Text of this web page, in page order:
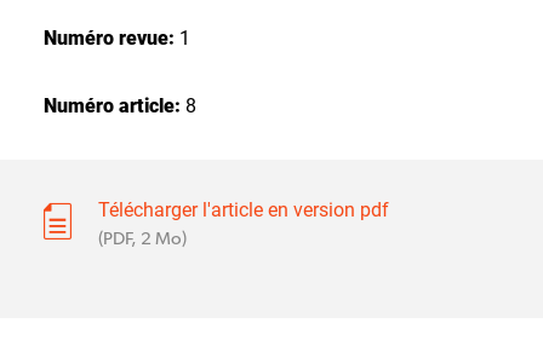
Numéro revue: 1
Numéro article: 8
Télécharger l'article en version pdf
(PDF, 2 Mo)